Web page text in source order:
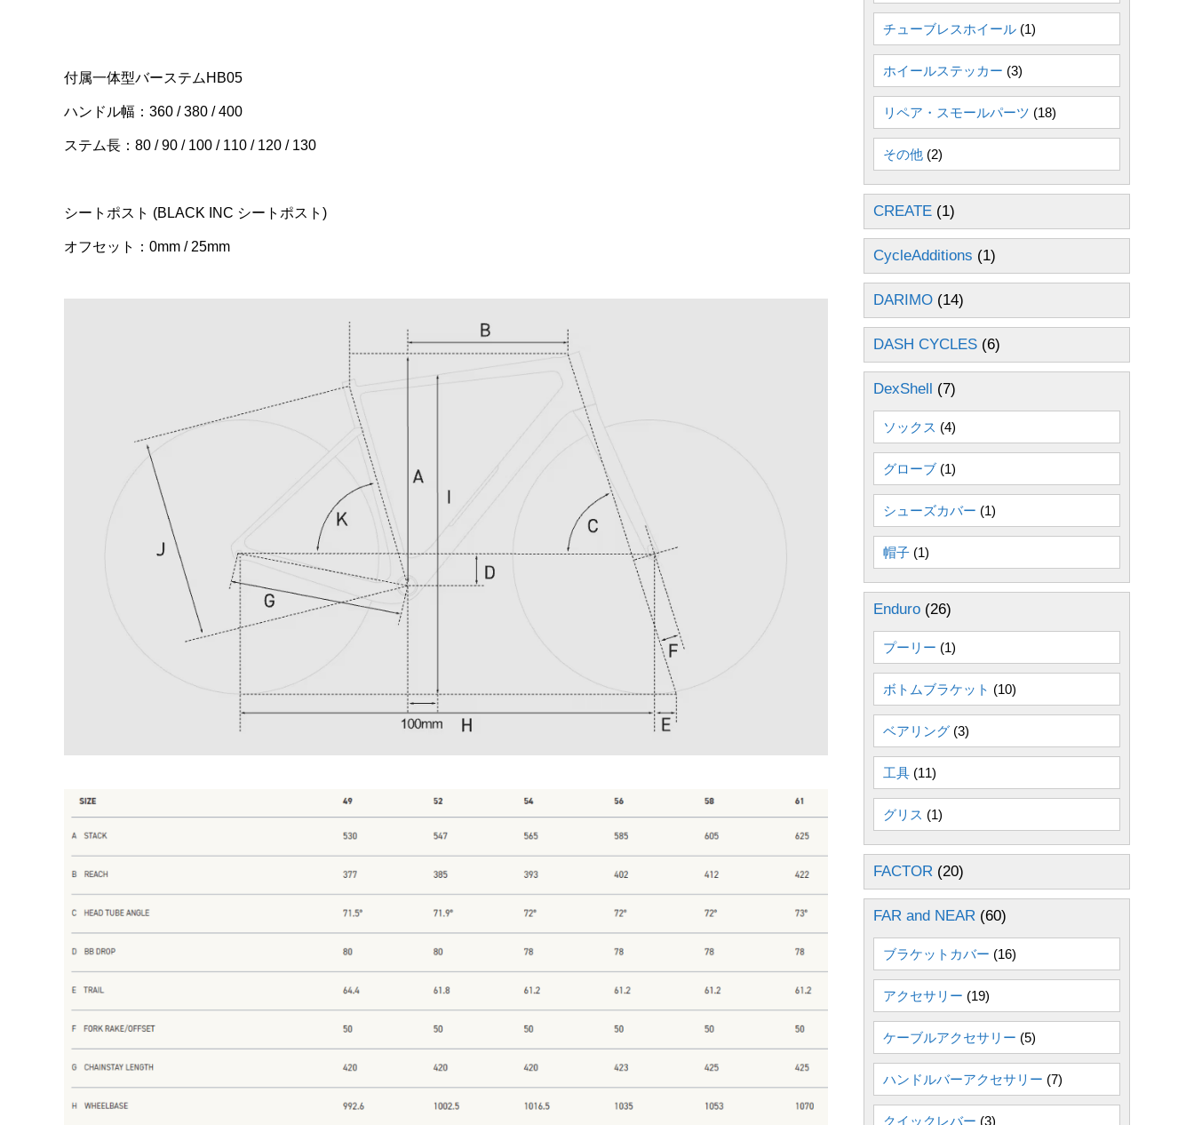
付属一体型バーステムHB05
ハンドル幅：360 / 380 / 400
ステム長：80 / 90 / 100 / 110 / 120 / 130
シートポスト (BLACK INC シートポスト)
オフセット：0mm / 25mm
チューブレスホイール (1)
ホイールステッカー (3)
リペア・スモールパーツ (18)
その他 (2)
CREATE (1)
CycleAdditions (1)
DARIMO (14)
DASH CYCLES (6)
DexShell (7)
ソックス (4)
グローブ (1)
シューズカバー (1)
帽子 (1)
Enduro (26)
プーリー (1)
ボトムブラケット (10)
ベアリング (3)
工具 (11)
グリス (1)
FACTOR (20)
FAR and NEAR (60)
ブラケットカバー (16)
アクセサリー (19)
ケーブルアクセサリー (5)
ハンドルバーアクセサリー (7)
クイックレバー (3)